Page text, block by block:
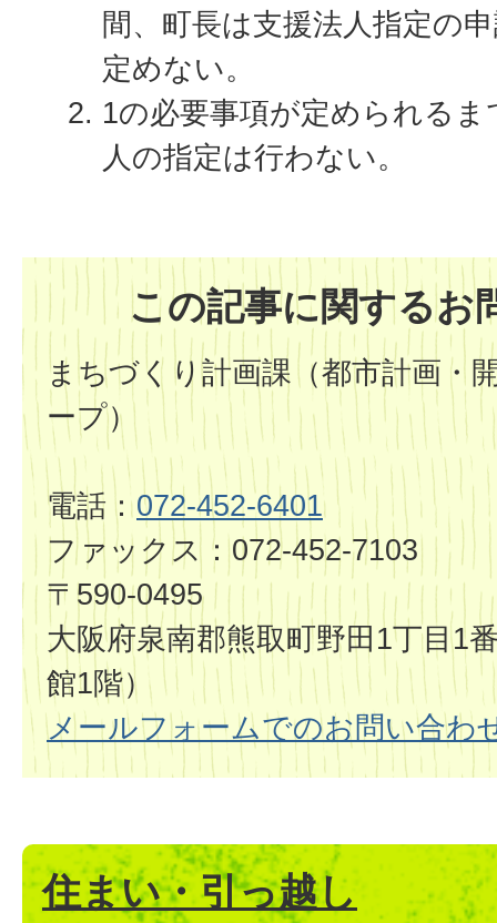
間、町長は支援法人指定の
定めない。
1の必要事項が定められる
人の指定は行わない。
この記事に関するお
まちづくり計画課（都市計画・
ープ）
電話：072-452-6401
ファックス：072-452-7103
〒590-0495
大阪府泉南郡熊取町野田1丁目1
館1階）
メールフォームでのお問い合わ
住まい・引っ越し